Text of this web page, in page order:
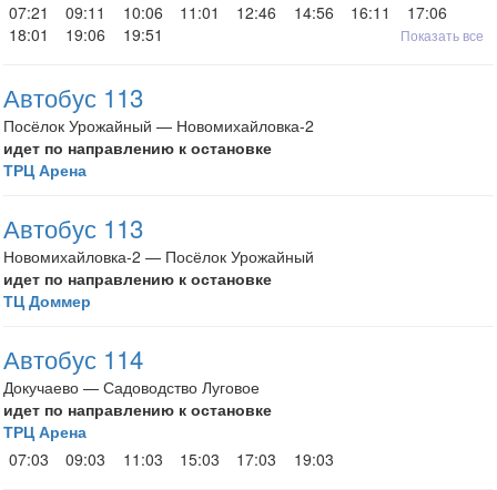
07:21
09:11 10:06 11:01 12:46 14:56 16:11
17:06
18:01
19:06 19:51 Показать все
Автобус 113
Посёлок Урожайный — Новомихайловка-2
идет по направлению к остановке
ТРЦ Арена
Автобус 113
Новомихайловка-2 — Посёлок Урожайный
идет по направлению к остановке
ТЦ Доммер
Автобус 114
Докучаево — Садоводство Луговое
идет по направлению к остановке
ТРЦ Арена
07:03
09:03 11:03 15:03 17:03 19:03